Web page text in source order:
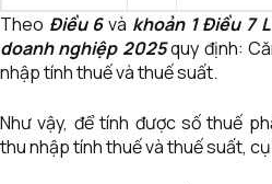
Theo Điều 6và khoản 1 Điều 7
doanh nghiệp 2025quy định:
nhập tính thuế và thuế suất.
Như vậy, để tính được số thuế
thu nhập tính thuế và thuế suất,